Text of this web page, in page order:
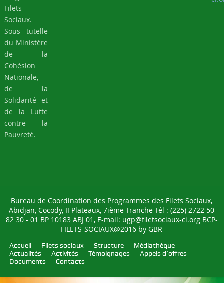
Sociaux.
Sous tutelle
du Ministère
de la
Cohésion
Nationale,
de la
Solidarité et
de la Lutte
contre la
Pauvreté.
Abidjan, Cocody, II Plateaux, 7ième Tranche Tél : (225) 2722 50
82 30 - 01 BP 10183 ABJ 01, E-mail: ugp@filetsociaux-ci.org BCP-
FILETS-SOCIAUX@2016 byGBR
Filets sociaux Structure
Médiathèque
Documents
Contacts